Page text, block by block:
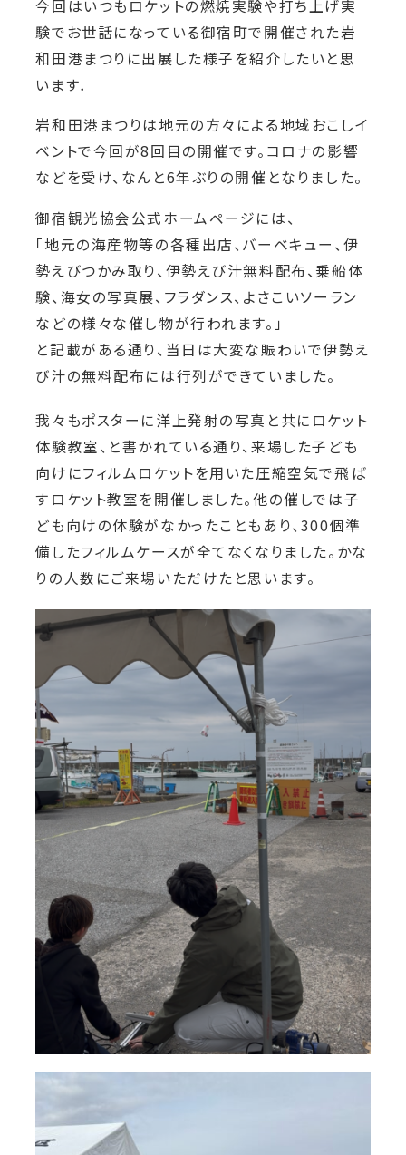
今回はいつもロケットの燃焼実験や打ち上げ実
験でお世話になっている御宿町で開催された岩
和田港まつりに出展した様子を紹介したいと思
います．
岩和田港まつりは地元の方々による地域おこしイ
ベントで今回が8回目の開催です。コロナの影響
などを受け、なんと6年ぶりの開催となりました。
御宿観光協会公式ホームページには、
「地元の海産物等の各種出店、バーベキュー、伊
勢えびつかみ取り、伊勢えび汁無料配布、乗船体
験、海女の写真展、フラダンス、よさこいソーラン
などの様々な催し物が行われます。」
と記載がある通り、当日は大変な賑わいで伊勢え
び汁の無料配布には行列ができていました。
我々もポスターに洋上発射の写真と共にロケット
体験教室、と書かれている通り、来場した子ども
向けにフィルムロケットを用いた圧縮空気で飛ば
すロケット教室を開催しました。他の催しでは子
ども向けの体験がなかったこともあり、300個準
備したフィルムケースが全てなくなりました。かな
りの人数にご来場いただけたと思います。